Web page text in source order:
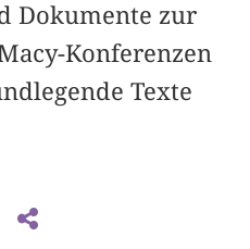
Dokumente zur
Konferenzen
Texte